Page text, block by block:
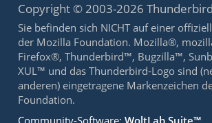
Copyright © 2003-2026
Sie befinden sich NICHT auf einer
der Mozilla Foundation. Mozilla®,
Firefox®, Thunderbird™, Bugzilla™,
XUL™ und das Thunderbird-Logo sind
anderen) eingetragene Markenzeichen
Foundation.
Community-Software:WoltLab Suite™